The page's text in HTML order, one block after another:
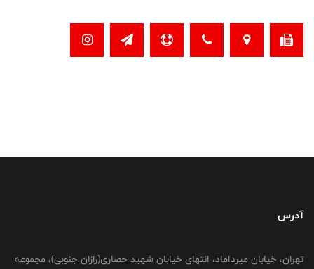
آدرس
تهران، خیابان میرداماد، انتهای خیابان شهید حصاری(رازان جنوبی)، مجموعه